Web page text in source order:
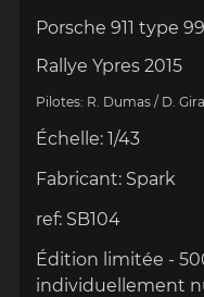
Porsche 911 type
Rallye Ypres 2015
Pilotes: R. Dumas / D.
Échelle: 1/43
Fabricant: Spark
ref: SB104
Édition limitée -
individuellement